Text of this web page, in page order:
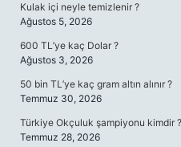
Kulak içi neyle temizlenir ?
Ağustos 5, 2026
600 TL’ye kaç Dolar ?
Ağustos 3, 2026
50 bin TL’ye kaç gram altın alınır ?
Temmuz 30, 2026
Türkiye Okçuluk şampiyonu kimdir ?
Temmuz 28, 2026